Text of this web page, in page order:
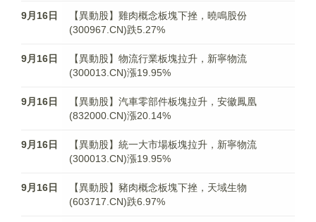
9月16日
【異動股】雞肉概念板塊下挫，曉鳴股份
(300967.CN)跌5.27%
9月16日
【異動股】物流行業板塊拉升，新寧物流
(300013.CN)漲19.95%
9月16日
【異動股】汽車零部件板塊拉升，安徽鳳凰
(832000.CN)漲20.14%
9月16日
【異動股】統一大市場板塊拉升，新寧物流
(300013.CN)漲19.95%
9月16日
【異動股】豬肉概念板塊下挫，天域生物
(603717.CN)跌6.97%